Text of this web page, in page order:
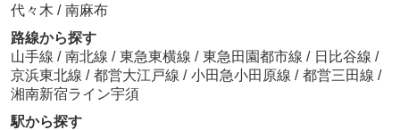
代々木 / 南麻布
路線から探す
山手線 / 南北線 / 東急東横線 / 東急田園都市線 / 日比谷線 /
京浜東北線 / 都営大江戸線 / 小田急小田原線 / 都営三田線 /
湘南新宿ライン宇須
駅から探す